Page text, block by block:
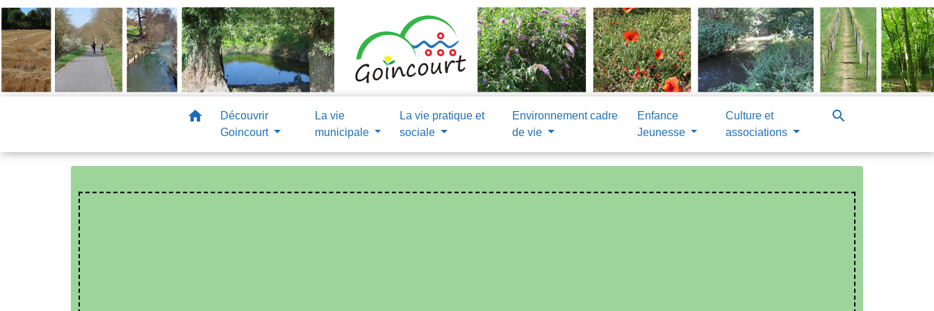
home
Découvrir
Goincourt
La vie
municipale
La vie pratique et
sociale
Environnement cadre
de vie
Enfance
Jeunesse
Culture et
associations
search